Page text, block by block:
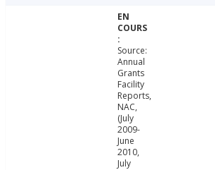
Source:
Annual
Grants
Facility
Reports,
NAC,
(July
2009-
June
2010,
July